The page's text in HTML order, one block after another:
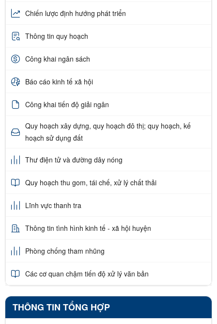
Chiến lược định hướng phát triển
Thông tin quy hoạch
Công khai ngân sách
Báo cáo kinh tế xã hội
Công khai tiến độ giải ngân
Quy hoạch xây dựng, quy hoạch đô thị; quy hoạch, kế
hoạch sử dụng đất
Thư điện tử và đường dây nóng
Quy hoạch thu gom, tái chế, xử lý chất thải
Lĩnh vực thanh tra
Thông tin tình hình kinh tế - xã hội huyện
Phòng chống tham nhũng
Các cơ quan chậm tiến độ xử lý văn bản
THÔNG TIN TỔNG HỢP